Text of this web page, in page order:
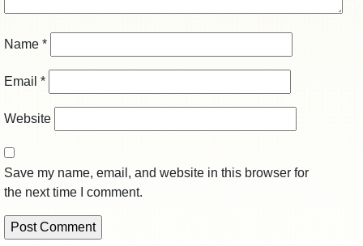
Name *
Email *
Website
Save my name, email, and website in this browser for
the next time I comment.